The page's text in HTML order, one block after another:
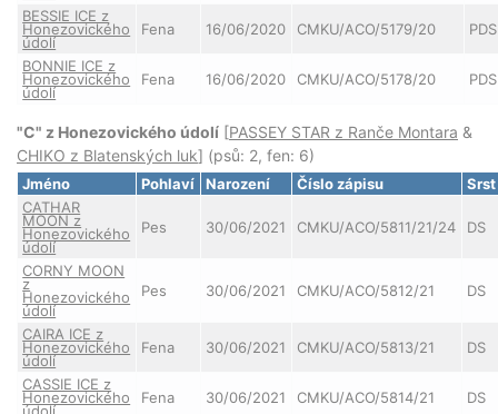
BESSIE ICE z
Honezovického
údolí
Fena 16/06/2020 CMKU/ACO/5179/20 PDS
BONNIE ICE z
Honezovického
údolí
Fena 16/06/2020 CMKU/ACO/5178/20 PDS
"C" z Honezovického údolí [PASSEY STAR z Ranče Montara &
CHIKO z Blatenských luk] (psů: 2, fen: 6)
Jméno Pohlaví Narození Číslo zápisu
Srst
CATHAR
MOON z
Honezovického
údolí
Pes 30/06/2021 CMKU/ACO/5811/21/24 DS
CORNY MOON
z
Honezovického
údolí
Pes 30/06/2021 CMKU/ACO/5812/21 DS
CAIRA ICE z
Honezovického
údolí
Fena 30/06/2021 CMKU/ACO/5813/21 DS
CASSIE ICE z
Honezovického
údolí
Fena 30/06/2021 CMKU/ACO/5814/21 DS